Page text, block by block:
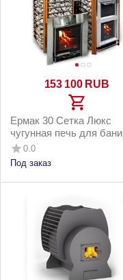
153 100 RUB
Ермак 30 Сетка Люкс
чугунная печь для бани
0.0
Под заказ